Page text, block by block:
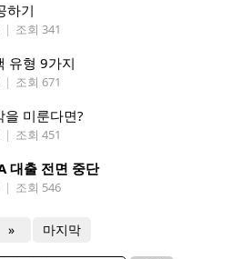
하기
| 조회 341
유형 9가지
| 조회 671
미룬다면?
| 조회 451
대출 전면 중단
| 조회 546
» 마지막